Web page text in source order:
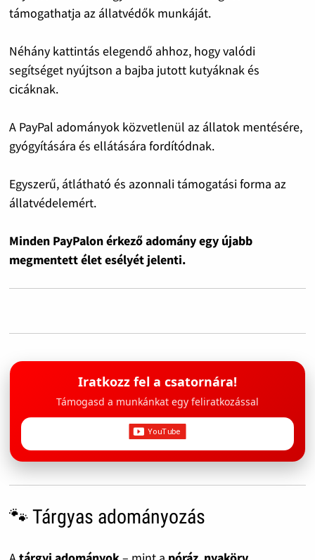
támogathatja az állatvédők munkáját.
Néhány kattintás elegendő ahhoz, hogy valódi
segítséget nyújtson a bajba jutott kutyáknak és
cicáknak.
A PayPal adományok közvetlenül az állatok mentésére,
gyógyítására és ellátására fordítódnak.
Egyszerű, átlátható és azonnali támogatási forma az
állatvédelemért.
Minden PayPalon érkező adomány egy újabb
megmentett élet esélyét jelenti.
Iratkozz fel a csatornára!
Támogasd a munkánkat egy feliratkozással
🐾 Tárgyas adományozás